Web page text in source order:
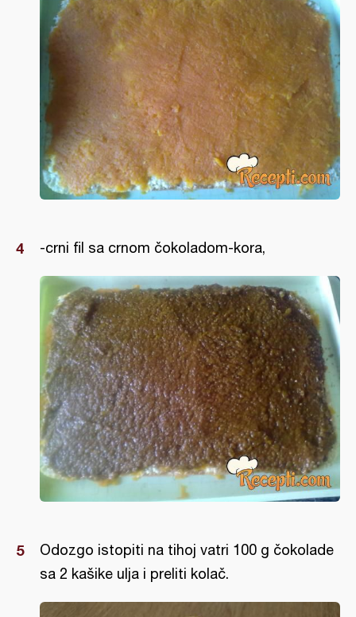
-crni fil sa crnom čokoladom-kora,
Odozgo istopiti na tihoj vatri 100 g čokolade
sa 2 kašike ulja i preliti kolač.